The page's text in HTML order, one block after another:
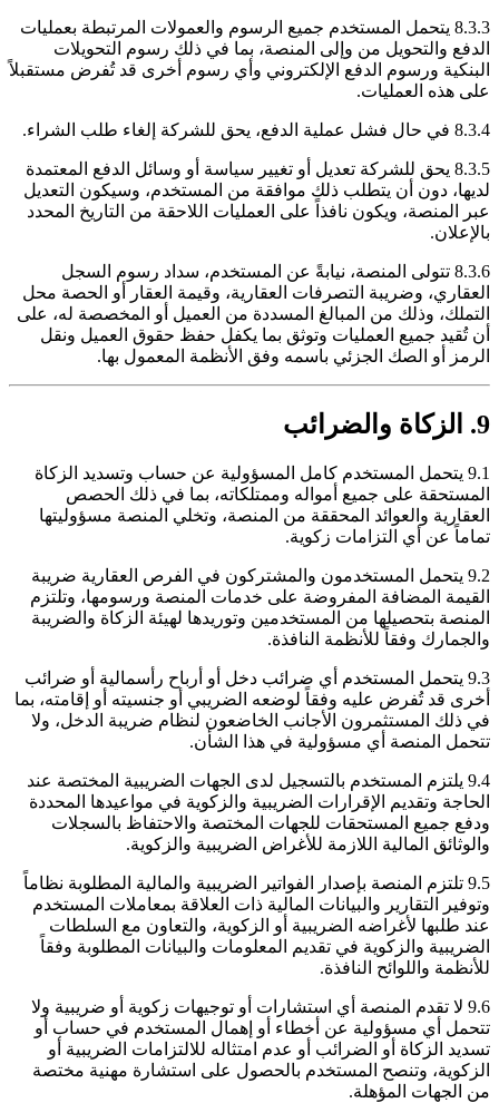
8.3.3 يتحمل المستخدم جميع الرسوم والعمولات المرتبطة بعمليات
الدفع والتحويل من وإلى المنصة، بما في ذلك رسوم التحويلات
البنكية ورسوم الدفع الإلكتروني وأي رسوم أخرى قد تُفرض مستقبلاً
على هذه العمليات.
8.3.4 في حال فشل عملية الدفع، يحق للشركة إلغاء طلب الشراء.
8.3.5 يحق للشركة تعديل أو تغيير سياسة أو وسائل الدفع المعتمدة
لديها، دون أن يتطلب ذلك موافقة من المستخدم، وسيكون التعديل
عبر المنصة، ويكون نافذاً على العمليات اللاحقة من التاريخ المحدد
بالإعلان.
8.3.6 تتولى المنصة، نيابةً عن المستخدم، سداد رسوم السجل
العقاري، وضريبة التصرفات العقارية، وقيمة العقار أو الحصة محل
التملك، وذلك من المبالغ المسددة من العميل أو المخصصة له، على
أن تُقيد جميع العمليات وتوثق بما يكفل حفظ حقوق العميل ونقل
الرمز أو الصك الجزئي باسمه وفق الأنظمة المعمول بها.
9. الزكاة والضرائب
9.1 يتحمل المستخدم كامل المسؤولية عن حساب وتسديد الزكاة
المستحقة على جميع أمواله وممتلكاته، بما في ذلك الحصص
العقارية والعوائد المحققة من المنصة، وتخلي المنصة مسؤوليتها
تماماً عن أي التزامات زكوية.
9.2 يتحمل المستخدمون والمشتركون في الفرص العقارية ضريبة
القيمة المضافة المفروضة على خدمات المنصة ورسومها، وتلتزم
المنصة بتحصيلها من المستخدمين وتوريدها لهيئة الزكاة والضريبة
والجمارك وفقاً للأنظمة النافذة.
9.3 يتحمل المستخدم أي ضرائب دخل أو أرباح رأسمالية أو ضرائب
أخرى قد تُفرض عليه وفقاً لوضعه الضريبي أو جنسيته أو إقامته، بما
في ذلك المستثمرون الأجانب الخاضعون لنظام ضريبة الدخل، ولا
تتحمل المنصة أي مسؤولية في هذا الشأن.
9.4 يلتزم المستخدم بالتسجيل لدى الجهات الضريبية المختصة عند
الحاجة وتقديم الإقرارات الضريبية والزكوية في مواعيدها المحددة
ودفع جميع المستحقات للجهات المختصة والاحتفاظ بالسجلات
والوثائق المالية اللازمة للأغراض الضريبية والزكوية.
9.5 تلتزم المنصة بإصدار الفواتير الضريبية والمالية المطلوبة نظاماً
وتوفير التقارير والبيانات المالية ذات العلاقة بمعاملات المستخدم
عند طلبها لأغراضه الضريبية أو الزكوية، والتعاون مع السلطات
الضريبية والزكوية في تقديم المعلومات والبيانات المطلوبة وفقاً
للأنظمة واللوائح النافذة.
9.6 لا تقدم المنصة أي استشارات أو توجيهات زكوية أو ضريبية ولا
تتحمل أي مسؤولية عن أخطاء أو إهمال المستخدم في حساب أو
تسديد الزكاة أو الضرائب أو عدم امتثاله للالتزامات الضريبية أو
الزكوية، وتنصح المستخدم بالحصول على استشارة مهنية مختصة
من الجهات المؤهلة.